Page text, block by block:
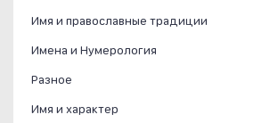
Имя и православные традиции
Имена и Нумерология
Разное
Имя и характер